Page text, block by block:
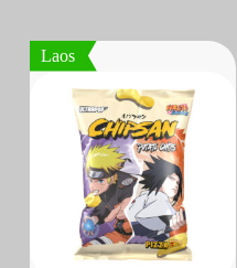
Laos